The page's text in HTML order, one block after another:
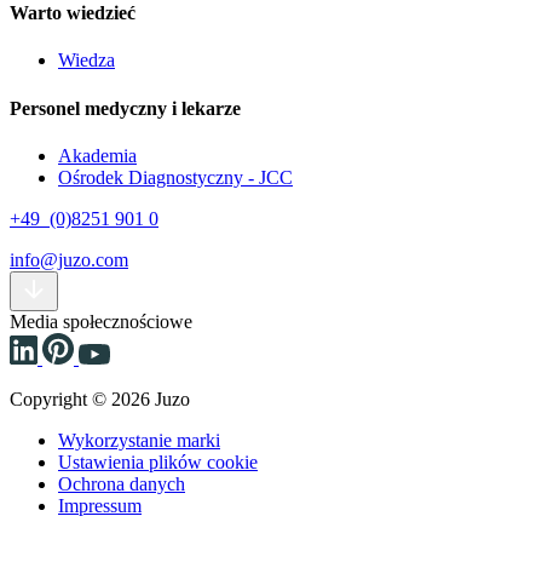
Warto wiedzieć
Wiedza
Personel medyczny i lekarze
Akademia
Ośrodek Diagnostyczny - JCC
+49 (0)8251 901 0
info@juzo.com
Media społecznościowe
Copyright © 2026 Juzo
Wykorzystanie marki
Ustawienia plików cookie
Ochrona danych
Impressum